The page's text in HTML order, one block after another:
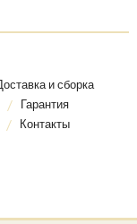
и сборка
Гарантия
Контакты